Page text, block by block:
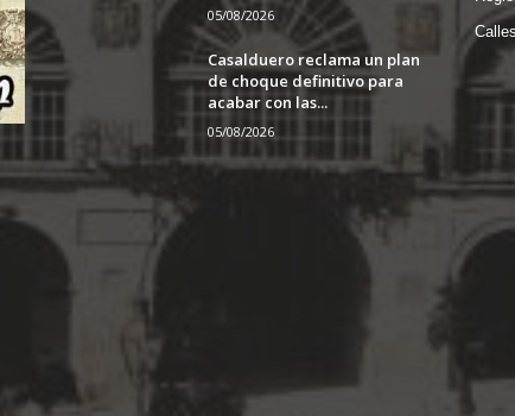
05/08/2026
Casalduero reclama un plan
de choque definitivo para
acabar con las...
05/08/2026